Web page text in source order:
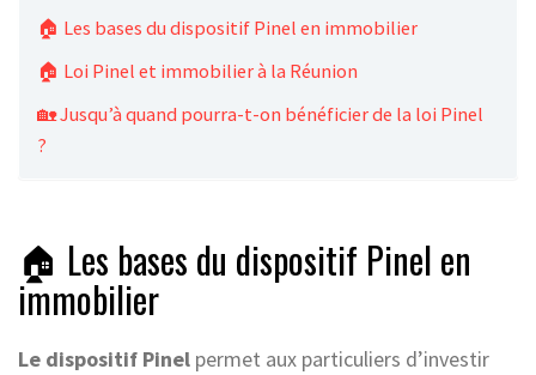
🏠 Les bases du dispositif Pinel en immobilier
🏠 Loi Pinel et immobilier à la Réunion
🏡 Jusqu’à quand pourra-t-on bénéficier de la loi Pinel
?
🏠 Les bases du dispositif Pinel en
immobilier
Le dispositif Pinel permet aux particuliers d’investir